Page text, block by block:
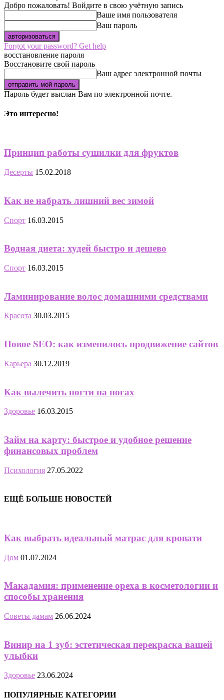
Добро пожаловать! Войдите в свою учётную запись
Ваше имя пользователя
Ваш пароль
Forgot your password? Get help
восстановление пароля
Восстановите свой пароль
Ваш адрес электронной почты
Пароль будет выслан Вам по электронной почте.
Это интересно!
Принцип работы сушилки для фруктов
Десерты 15.02.2018
Как не набрать лишний вес зимой
Спорт 16.03.2015
Водная диета: худей быстро и дешево
Спорт 16.03.2015
Ламинирование волос домашними средствами
Красота 30.03.2015
Новое SEO: как изменилось продвижение сайтов
Карьера 30.12.2019
Как вылечить ногти на ногах
Здоровье 16.03.2015
Займ на карту: быстрое и удобное решение
финансовых проблем
Психология 27.05.2022
ЕЩЁ БОЛЬШЕ НОВОСТЕЙ
Как выбрать идеальный матрас для кровати
Дом 01.07.2024
Макадамия: применение ореха в косметологии и
способы хранения
Советы дамам 26.06.2024
Винир на 1 зуб: эстетическая перекраска вашей
улыбки
Здоровье 23.06.2024
ПОПУЛЯРНЫЕ КАТЕГОРИИ